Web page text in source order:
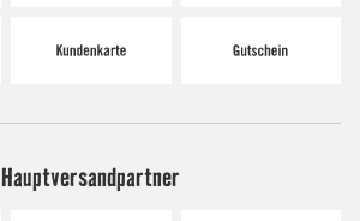
Hauptversandpartner